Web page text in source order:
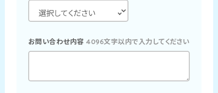
お問い合わせ内容 4096文字以内で入力してください